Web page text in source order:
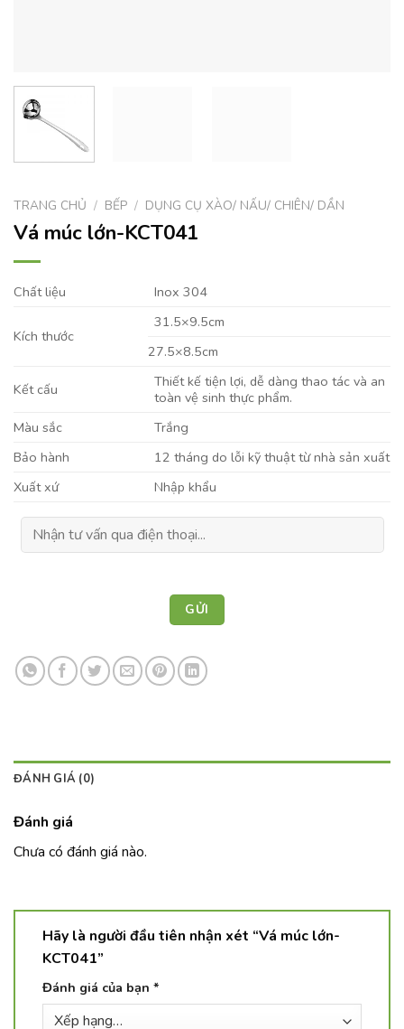
TRANG CHỦ / BẾP / DỤNG CỤ XÀO/ NẤU/ CHIÊN/ DẦN
Vá múc lớn-KCT041
Chất liệu Inox 304
Kích thước
31.5×9.5cm
27.5×8.5cm
Kết cấu
Thiết kế tiện lợi, dễ dàng thao tác và an
toàn vệ sinh thực phẩm.
Màu sắc
Trắng
Bảo hành
12 tháng do lỗi kỹ thuật từ nhà sản xuất
Xuất xứ
Nhập khẩu
ĐÁNH GIÁ (0)
Đánh giá
Chưa có đánh giá nào.
Hãy là người đầu tiên nhận xét “Vá múc lớn-
KCT041”
Đánh giá của bạn *